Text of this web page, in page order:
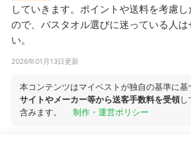
していきます。ポイントや送料を考慮
ので、バスタオル選びに迷っている人は
い。
2026年01月13日更新
本コンテンツはマイベストが独自の基準に基
サイトやメーカー等から送客手数料を受領
含みます。
制作・運営ポリシー